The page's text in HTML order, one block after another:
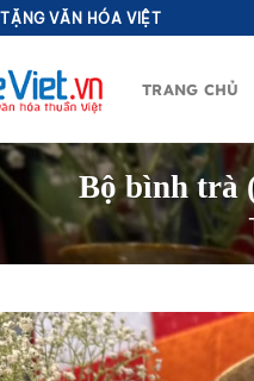
VĂN HÓA VIỆT
TRANG CHỦ
Bộ bình trà